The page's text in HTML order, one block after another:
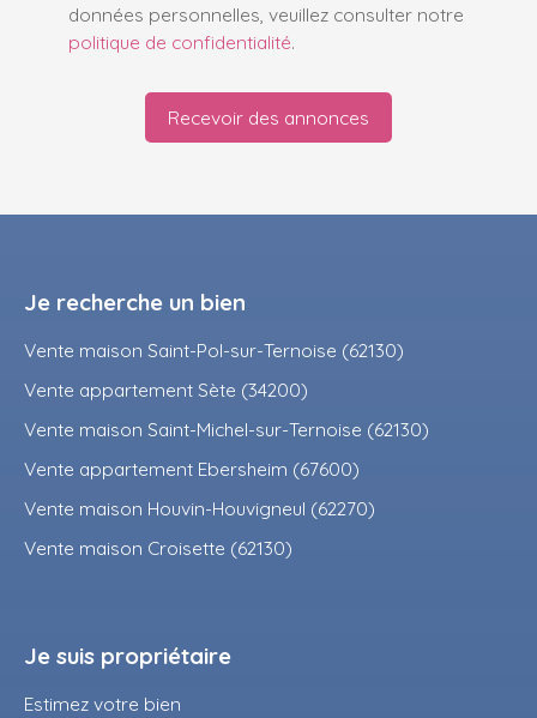
données personnelles, veuillez consulter notre
politique de confidentialité.
Recevoir des annonces
Je recherche un bien
Vente maison Saint-Pol-sur-Ternoise (62130)
Vente appartement Sète (34200)
Vente maison Saint-Michel-sur-Ternoise (62130)
Vente appartement Ebersheim (67600)
Vente maison Houvin-Houvigneul (62270)
Vente maison Croisette (62130)
Je suis propriétaire
Estimez votre bien